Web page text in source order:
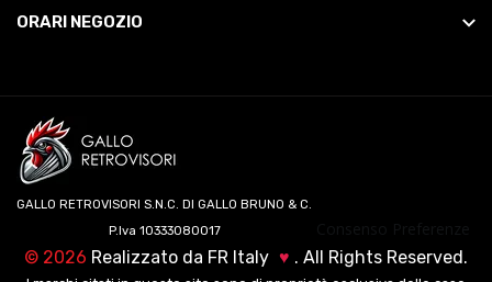
ORARI NEGOZIO
GALLO RETROVISORI S.N.C. DI GALLO BRUNO & C.
P.Iva 10333080017
© 2026 Realizzato da FR Italy ♥ . All Rights Reserved.